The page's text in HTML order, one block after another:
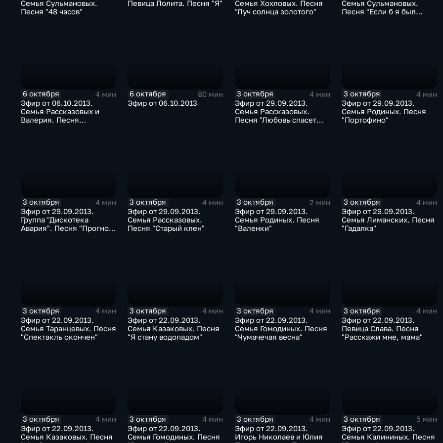
Семья Сульмановых.
Песня "48 часов"
Певица Лолита. Песня "Я"
Семья Хохловых. Песня
"Луч солнца золотого"
Семья Сульмановых.
Песня "Если б я был
6 октября
4 мин
Эфир от 06.10.2013.
Семья Рассказовых и
Валерия. Песня
6 октября
80 мин
Эфир от 06.10.2013
3 октября
4 мин
Эфир от 29.09.2013.
Семья Рассказовых.
Песня "Любовь спасет
3 октября
4 мин
Эфир от 29.09.2013.
Семья Родиных. Песня
"Портофино"
3 октября
4 мин
Эфир от 29.09.2013.
Группа "Дискотека
Авария". Песня "Прогноз
3 октября
4 мин
Эфир от 29.09.2013.
Семья Рассказовых.
Песня "Старый клен"
3 октября
2 мин
Эфир от 29.09.2013.
Семья Родиных. Песня
"Валенки"
3 октября
4 мин
Эфир от 29.09.2013.
Семья Лиманских. Песня
"Гадалка"
3 октября
4 мин
Эфир от 22.09.2013.
Семья Таранцевых. Песня
"Спектакль окончен"
3 октября
4 мин
Эфир от 22.09.2013.
Семья Казаковых. Песня
"Я стану водопадом"
3 октября
4 мин
Эфир от 22.09.2013.
Семья Гомодиных. Песня
"Чумачечая весна"
3 октября
4 мин
Эфир от 22.09.2013.
Певица Слава. Песня
"Расскажи мне, мама"
3 октября
4 мин
Эфир от 22.09.2013.
Семья Казаковых. Песня
3 октября
4 мин
Эфир от 22.09.2013.
Семья Гомодиных. Песня
3 октября
4 мин
Эфир от 22.09.2013.
Игорь Николаев и Юлия
3 октября
5 мин
Эфир от 22.09.2013.
Семья Калининых. Песня